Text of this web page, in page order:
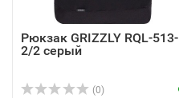
Рюкзак GRIZZLY RQL-513-
2/2 серый
(0)